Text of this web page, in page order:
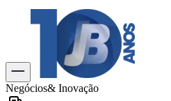
Explore Tudo
Últimas Notícias
Previsão do Tempo
Trânsito e Rotas
Dia a Dia & Lazer
Negócios& Inovação